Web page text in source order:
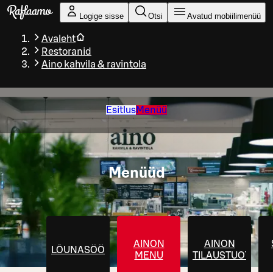
Liigu peamise sisu juurde
Logige sisse Otsi Avatud mobiilimenüü
Avaleht
Restoranid
Aino kahvila & ravintola
EsitlusMenüü
Menüüd
LÕUNASÖÖK
AINON
MENU
AINON
TILAUSTUOTTEET